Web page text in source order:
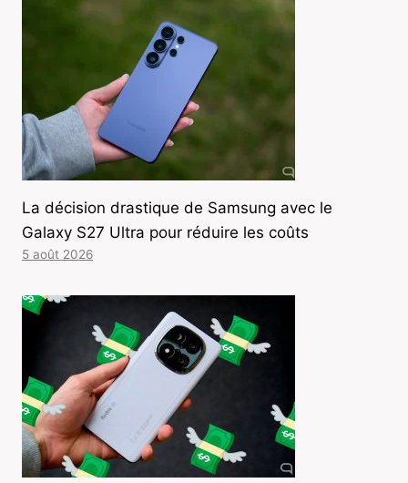
La décision drastique de Samsung avec le
Galaxy S27 Ultra pour réduire les coûts
5 août 2026